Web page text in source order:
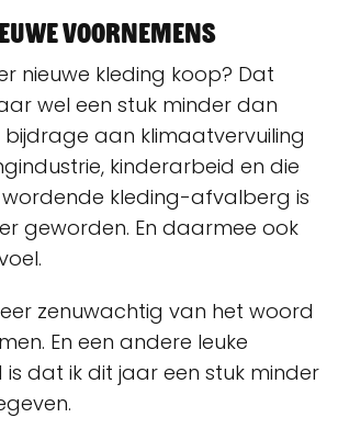
voornemens
nieuwe kleding koop? Dat
wel een stuk minder dan
bijdrage aan klimaatvervuiling
kinderarbeid en die
kleding-afvalberg is
geworden. En daarmee ook
zenuwachtig van het woord
En een andere leuke
is dat ik dit jaar een stuk minder